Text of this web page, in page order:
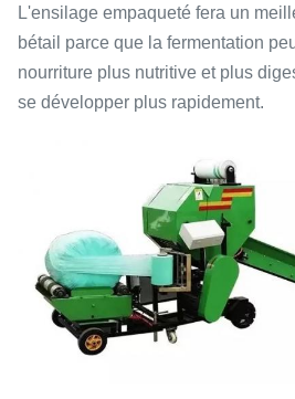
L'ensilage empaqueté fera un
bétail parce que la fermentation
nourriture plus nutritive et plus
se développer plus rapidement.